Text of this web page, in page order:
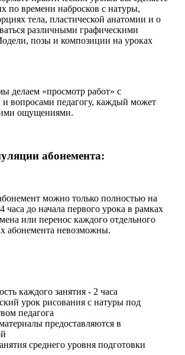
по времени набросков с натуры,
тела, пластической анатомии и о
различными графическими
позы и композиции на уроках
делаем «просмотр работ» с
вопросами педагогу, каждый может
ощущениями.
абонемента:
можно только полностью на
часа до начала первого урока в рамках
или перенос каждого отдельного
абонемента невозможны.
каждого занятия - 2 часа
урок рисования с натуры под
педагога
предоставляются в
среднего уровня подготовки